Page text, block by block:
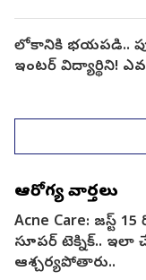
లోకానికి భయపడి..
ఇంటర్ విద్యార్థిని!
ఆరోగ్య వార్తలు
Acne Care: జస్ట్
సూపర్ టెక్నిక్.. ఇలా
ఆశ్చర్యపోతారు..